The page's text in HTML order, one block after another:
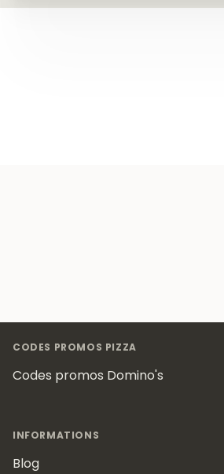
CODES PROMOS PIZZA
Codes promos Domino's
INFORMATIONS
Blog